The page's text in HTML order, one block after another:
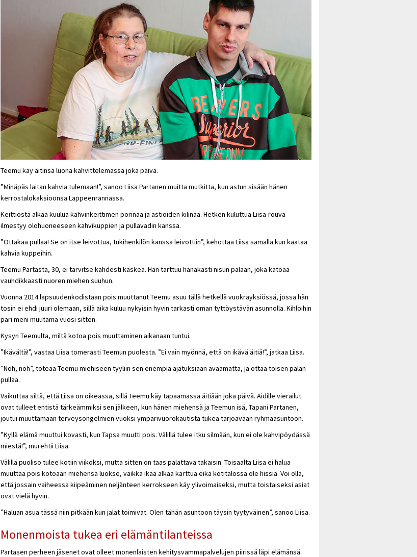
Teemu käy äitinsä luona kahvittelemassa joka päivä.
”Minäpäs laitan kahvia tulemaan!”, sanoo Liisa Partanen muitta mutkitta, kun astun sisään hänen
kerrostalokaksioonsa Lappeenrannassa.
Keittiöstä alkaa kuulua kahvinkeittimen porinaa ja astioiden kilinää. Hetken kuluttua Liisa-rouva
ilmestyy olohuoneeseen kahvikuppien ja pullavadin kanssa.
”Ottakaa pullaa! Se on itse leivottua, tukihenkilön kanssa leivottiin”, kehottaa Liisa samalla kun kaataa
kahvia kuppeihin.
Teemu Partasta, 30, ei tarvitse kahdesti käskeä. Hän tarttuu hanakasti nisun palaan, joka katoaa
vauhdikkaasti nuoren miehen suuhun.
Vuonna 2014 lapsuudenkodistaan pois muuttanut Teemu asuu tällä hetkellä vuokrayksiössä, jossa hän
tosin ei ehdi juuri olemaan, sillä aika kuluu nykyisin hyvin tarkasti oman tyttöystävän asunnolla. Kihloihin
pari meni muutama vuosi sitten.
Kysyn Teemulta, miltä kotoa pois muuttaminen aikanaan tuntui.
”Ikävältä!”, vastaa Liisa tomerasti Teemun puolesta. ”Ei vain myönnä, että on ikävä äitiä!”, jatkaa Liisa.
”Noh, noh”, toteaa Teemu miehiseen tyyliin sen enempiä ajatuksiaan avaamatta, ja ottaa toisen palan
pullaa.
Vaikuttaa siltä, että Liisa on oikeassa, sillä Teemu käy tapaamassa äitiään joka päivä. Äidille vierailut
ovat tulleet entistä tärkeämmiksi sen jälkeen, kun hänen miehensä ja Teemun isä, Tapani Partanen,
joutui muuttamaan terveysongelmien vuoksi ympärivuorokautista tukea tarjoavaan ryhmäasuntoon.
”Kyllä elämä muuttui kovasti, kun Tapsa muutti pois. Välillä tulee itku silmään, kun ei ole kahvipöydässä
miestä!”, murehtii Liisa.
Välillä puoliso tulee kotiin viikoksi, mutta sitten on taas palattava takaisin. Toisaalta Liisa ei halua
muuttaa pois kotoaan miehensä luokse, vaikka ikää alkaa karttua eikä kotitalossa ole hissiä. Voi olla,
että jossain vaiheessa kiipeäminen neljänteen kerrokseen käy ylivoimaiseksi, mutta toistaiseksi asiat
ovat vielä hyvin.
”Haluan asua tässä niin pitkään kun jalat toimivat. Olen tähän asuntoon täysin tyytyväinen”, sanoo Liisa.
Monenmoista tukea eri elämäntilanteissa
Partasen perheen jäsenet ovat olleet monenlaisten kehitysvammapalvelujen piirissä läpi elämänsä.